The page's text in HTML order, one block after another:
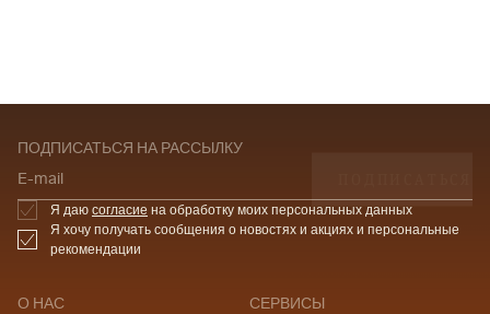
О НАС
СЕРВИСЫ
ПОДПИСАТЬСЯ НА РАССЫЛКУ
E-mail
Я даю согласие на обработку моих персональных данных
Я хочу получать сообщения о новостях и акциях и персональные
рекомендации